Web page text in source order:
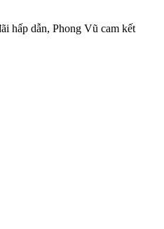
hấp dẫn, Phong Vũ cam kết